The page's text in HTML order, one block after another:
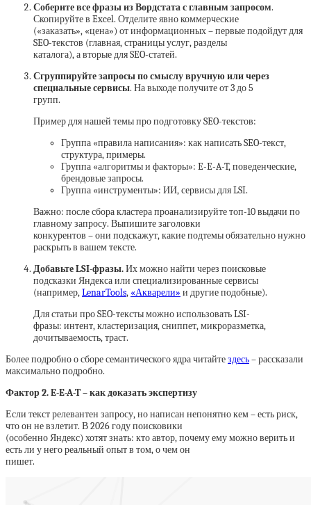
Соберите все фразы из Вордстата с главным запросом.
Скопируйте в Excel. Отделите явно коммерческие
(«заказать», «цена») от информационных – первые подойдут для
SEO-текстов (главная, страницы услуг, разделы
каталога), а вторые для SEO-статей.
Сгруппируйте запросы по смыслу вручную или через
специальные сервисы. На выходе получите от 3 до 5
групп.
Пример для нашей темы про подготовку SEO-текстов:
Группа «правила написания»: как написать SEO-текст,
структура, примеры.
Группа «алгоритмы и факторы»: E-E-A-T, поведенческие,
брендовые запросы.
Группа «инструменты»: ИИ, сервисы для LSI.
Важно: после сбора кластера проанализируйте топ-10 выдачи по
главному запросу. Выпишите заголовки
конкурентов – они подскажут, какие подтемы обязательно нужно
раскрыть в вашем тексте.
Добавьте LSI-фразы.Их можно найти через поисковые
подсказки Яндекса или специализированные сервисы
(например,LenarTools, «Акварели» и другие подобные).
Для статьи про SEO-тексты можно использовать LSI-
фразы: интент, кластеризация, сниппет, микроразметка,
дочитываемость, траст.
Более подробно о сборе семантического ядра читайтездесь– рассказали
максимально подробно.
Фактор 2. E-E-A-T – как доказать экспертизу
Если текст релевантен запросу, но написан непонятно кем – есть риск,
что он не взлетит. В 2026 году поисковики
(особенно Яндекс) хотят знать: кто автор, почему ему можно верить и
есть ли у него реальный опыт в том, о чем он
пишет.